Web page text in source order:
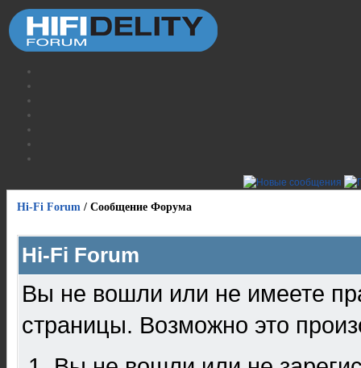
Hi-Fi Forum / Сообщение Форума
Hi-Fi Forum
Вы не вошли или не имеете
страницы. Возможно это